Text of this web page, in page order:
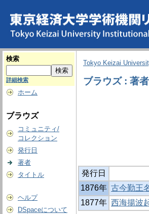
検索
詳細検索
ホーム
ブラウズ
コミュニティ/
コレクション
発行日
著者
タイトル
ヘルプ
DSpaceについて
Tokyo Keizai
ブラウズ : 著
発行日
1876年 古今勤王
1877年 西海揚波